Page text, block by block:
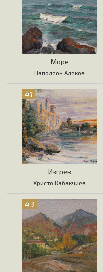
Море
Наполеон Алеков
41
Изгрев
Христо Кабакчиев
43